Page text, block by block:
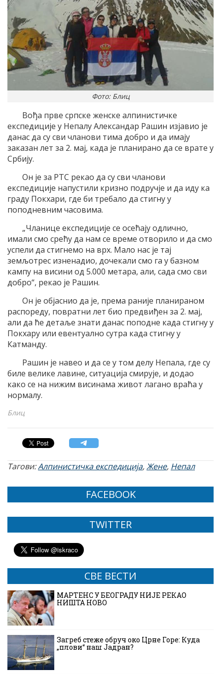
Фото: Блиц
Вођа прве српске женске алпинистичке
експедиције у Непалу Александар Рашин изјавио је
данас да су сви чланови тима добро и да имају
заказан лет за 2. мај, када је планирано да се врате у
Србију.
Он је за РТС рекао да су сви чланови
експедиције напустили кризно подручје и да иду ка
граду Покхари, где би требало да стигну у
поподневним часовима.
„Чланице експедиције се осећају одлично,
имали смо срећу да нам се време отворило и да смо
успели да стигнемо на врх. Мало нас је тај
земљотрес изненадио, дочекали смо га у базном
кампу на висини од 5.000 метара, али, сада смо сви
добро“, рекао је Рашин.
Он је објаснио да је, према раније планираном
распореду, повратни лет био предвиђен за 2. мај,
али да ће детаље знати данас поподне када стигну у
Покхару или евентуално сутра када стигну у
Катманду.
Рашин је навео и да се у том делу Непала, где су
биле велике лавине, ситуација смирује, и додао
како се на нижим висинама живот лагано враћа у
нормалу.
Блиц
Тагови:Алпинистичка експедиција,Жене, Непал
FACEBOOK
TWITTER
СВЕ ВЕСТИ
МАРТЕНС У БЕОГРАДУ НИЈЕ РЕКАО
НИШТА НОВО
Загреб стеже обруч око Црне Горе: Куда
„плови“ наш Јадран?